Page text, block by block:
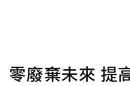
零廢棄未來 提